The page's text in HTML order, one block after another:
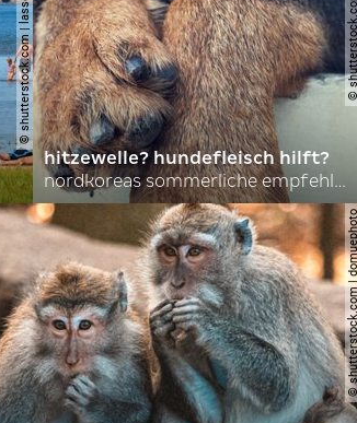
hitzewelle? hundefleisch hilft?
nordkoreas sommerliche empfehlungen
©